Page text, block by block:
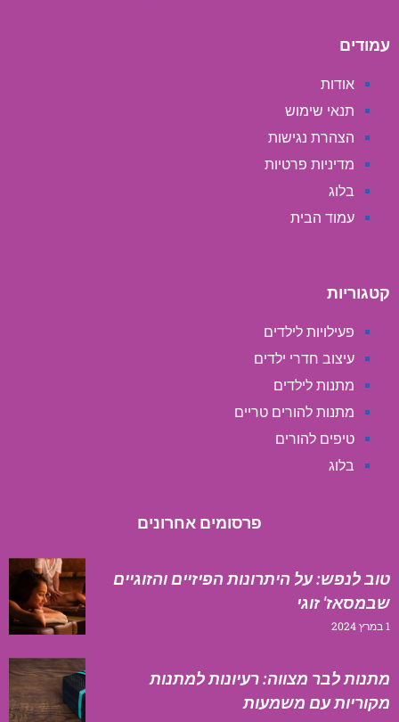
עמודים
אודות
תנאי שימוש
הצהרת נגישות
מדיניות פרטיות
בלוג
עמוד הבית
קטגוריות
פעילויות לילדים
עיצוב חדרי ילדים
מתנות לילדים
מתנות להורים טריים
טיפים להורים
בלוג
פרסומים אחרונים
טוב לנפש: על היתרונות הפיזיים והזוגיים
שבמסאז' זוגי
1 במרץ 2024
מתנות לבר מצווה: רעיונות למתנות
מקוריות עם משמעות